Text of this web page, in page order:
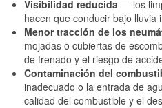
Visibilidad reducida — los
hacen que conducir bajo lluvia
Menor tracción de los
mojadas o cubiertas de
de frenado y el riesgo de
Contaminación del
inadecuado o la entrada de
calidad del combustible y el